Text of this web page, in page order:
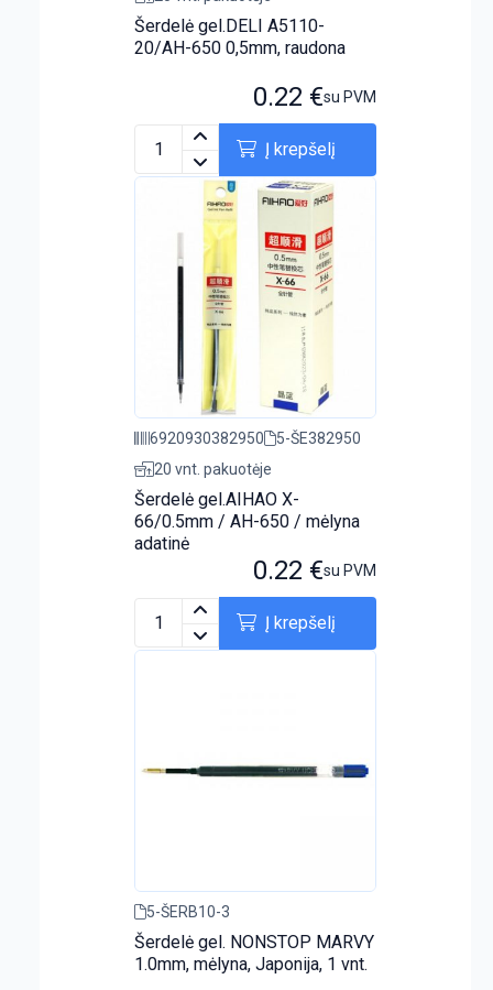
Šerdelė gel.DELI A5110-
20/AH-650 0,5mm, raudona
0.22 €su PVM
Į krepšelį
6920930382950
5-ŠE382950
20 vnt. pakuotėje
Šerdelė gel.AIHAO X-
66/0.5mm / AH-650 / mėlyna
adatinė
0.22 €su PVM
Į krepšelį
5-ŠERB10-3
Šerdelė gel. NONSTOP MARVY
1.0mm, mėlyna, Japonija, 1 vnt.